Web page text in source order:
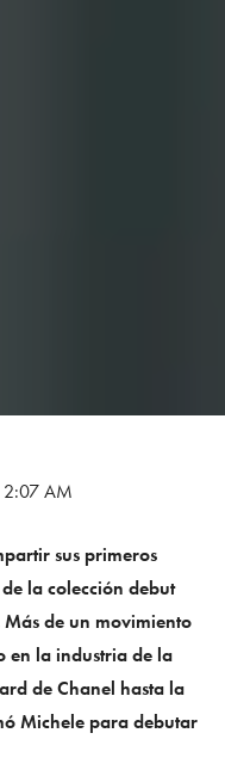
2:07 AM
sus primeros
la colección debut
de un movimiento
en la industria de la
de Chanel hasta la
Michele para debutar